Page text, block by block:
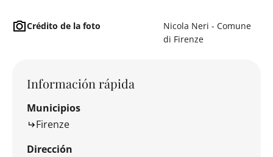
Crédito de la foto
Nicola Neri - Comune
di Firenze
Información rápida
Municipios
Firenze
Dirección